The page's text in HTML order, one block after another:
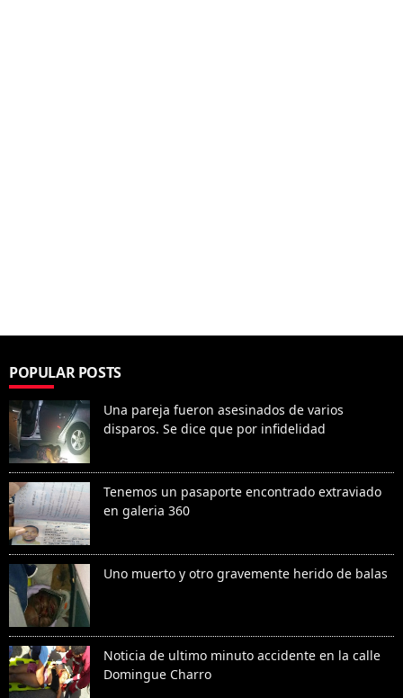
POPULAR POSTS
Una pareja fueron asesinados de varios
disparos. Se dice que por infidelidad
Tenemos un pasaporte encontrado extraviado
en galeria 360
Uno muerto y otro gravemente herido de balas
Noticia de ultimo minuto accidente en la calle
Domingue Charro